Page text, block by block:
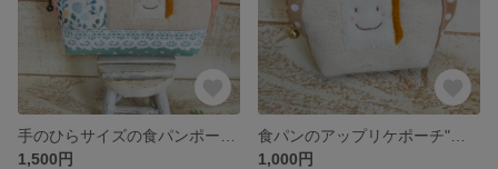
1,500円
1,000円